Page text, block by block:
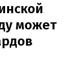
может